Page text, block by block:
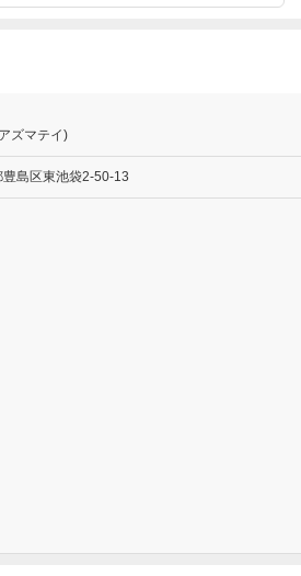
ズマテイ)
豊島区東池袋2-50-13